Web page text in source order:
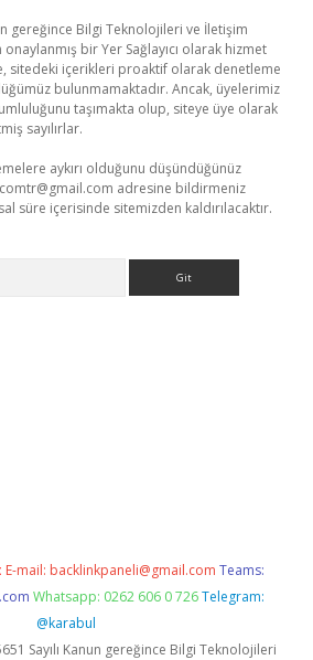
gereğince Bilgi Teknolojileri ve İletişim
bir Yer Sağlayıcı olarak hizmet
sitedeki içerikleri proaktif olarak denetleme
bulunmamaktadır. Ancak, üyelerimiz
taşımakta olup, siteye üye olarak
sayılırlar.
aykırı olduğunu düşündüğünüz
adresine bildirmeniz
süre içerisinde sitemizden kaldırılacaktır.
E-mail: backlinkpaneli@gmail.com Teams:
Whatsapp: 0262 606 0 726 Telegram:
@karabul
Sayılı Kanun gereğince Bilgi Teknolojileri